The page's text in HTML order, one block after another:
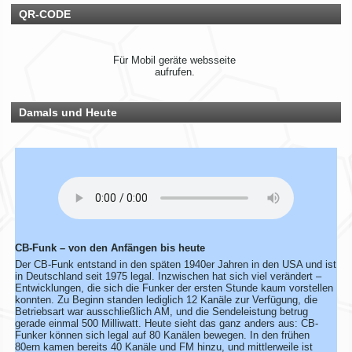
Symbol markiert.
Du bist auch noch aktiv? Dann teile uns das einfach
dein Wohnort stimmen nicht mehr, gib uns ebenfalls kurz
Bescheid – dann ändern wir das direkt ab.
Rhein-Main Funkertreffen
Wir laden euch recht herzlich zu unserem 12. Rhein-Main
Funkertreffen vom 17. bis 19. JULI 2026 ein.
Hotel November DX Group
Wir überarbeiten unsere Map!
Wir aktualisieren derzeit unsere Karte der aktiven CB-Funker.
Alle aktiven Mitglieder werden ab sofort mit einem grünen
Symbol markiert.
Du bist auch noch aktiv? Dann teile uns das einfach
zusammen mit deinen Informationen mit!
Solltest du schon eingetragen sein, aber deine Daten oder
dein Wohnort stimmen nicht mehr, gib uns ebenfalls kurz
QR-CODE
Für Mobil geräte websseite
aufrufen.
Damals und Heute
CB-Funk – von den Anfängen bis heute
Der CB-Funk entstand in den späten 1940er Jahren in den USA und ist
in Deutschland seit 1975 legal. Inzwischen hat sich viel verändert –
Entwicklungen, die sich die Funker der ersten Stunde kaum vorstellen
konnten. Zu Beginn standen lediglich 12 Kanäle zur Verfügung, die
Betriebsart war ausschließlich AM, und die Sendeleistung betrug
gerade einmal 500 Milliwatt. Heute sieht das ganz anders aus: CB-
Funker können sich legal auf 80 Kanälen bewegen. In den frühen
80ern kamen bereits 40 Kanäle und FM hinzu, und mittlerweile ist